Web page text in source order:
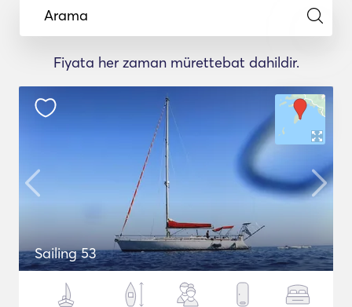
Arama
Fiyata her zaman mürettebat dahildir.
Sailing 53